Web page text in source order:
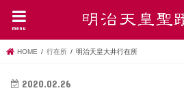
menu
HOME 行在所 明治天皇大井行在所
2020.02.26